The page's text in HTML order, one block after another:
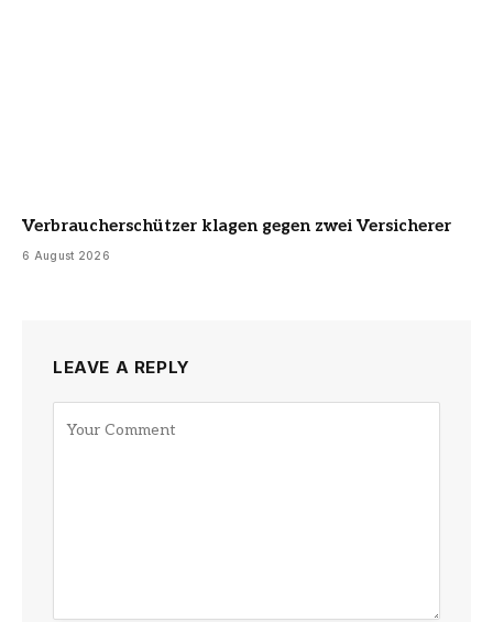
Verbraucherschützer klagen gegen zwei Versicherer
6 August 2026
LEAVE A REPLY